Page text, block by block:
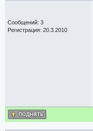
Сообщений: 3
Регистрация: 20.3.2010